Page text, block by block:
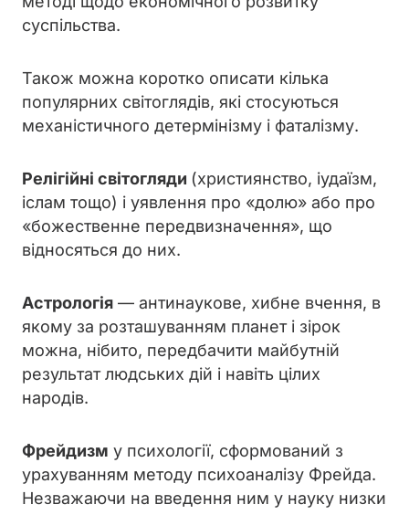
суспільства.
Також можна коротко описати кілька
популярних світоглядів, які стосуються
механістичного детермінізму і фаталізму.
Релігійні світогляди (християнство, іудаїзм,
іслам тощо) і уявлення про «долю» або про
«божественне передвизначення», що
відносяться до них.
Астрологія — антинаукове, хибне вчення, в
якому за розташуванням планет і зірок
можна, нібито, передбачити майбутній
результат людських дій і навіть цілих
народів.
Фрейдизм у психології, сформований з
урахуванням методу психоаналізу Фрейда.
Незважаючи на введення ним у науку низки